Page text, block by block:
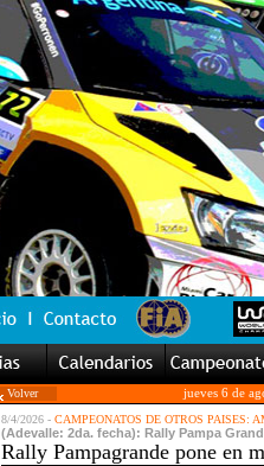
Volver
jueves 6 de
8/4/2026 - CAMPEONATOS DE OTROS PAISES:
(Adevalle: 2da. fecha): Rally Pampa
Rally Pampagrande pone en